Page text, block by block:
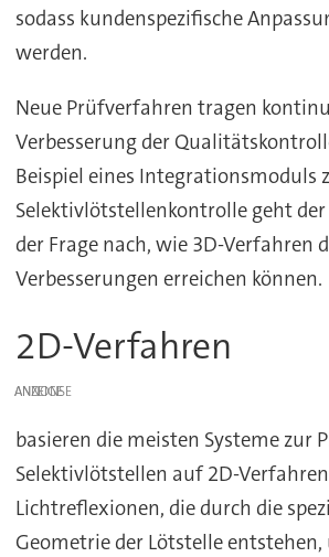
sodass kundenspezifische
werden.
Neue Prüfverfahren tragen
Verbesserung der
Beispiel eines Integrationsmoduls
Selektivlötstellenkontrolle geht
der Frage nach, wie 3D-Verfahren
Verbesserungen erreichen können.
2D-Verfahren
ANZEIGE
basieren die meisten Systeme zur
Selektivlötstellen auf 2D-
Lichtreflexionen, die durch die
Geometrie der Lötstelle entstehen,